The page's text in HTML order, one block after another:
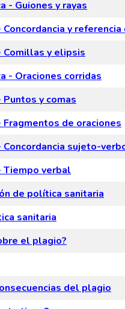
- Guiones y rayas
y
Comillas y elipsis
- Oraciones corridas
y comas
de oraciones
sujeto-
Tiempo verbal
de política sanitaria
sanitaria
el plagio?
del plagio